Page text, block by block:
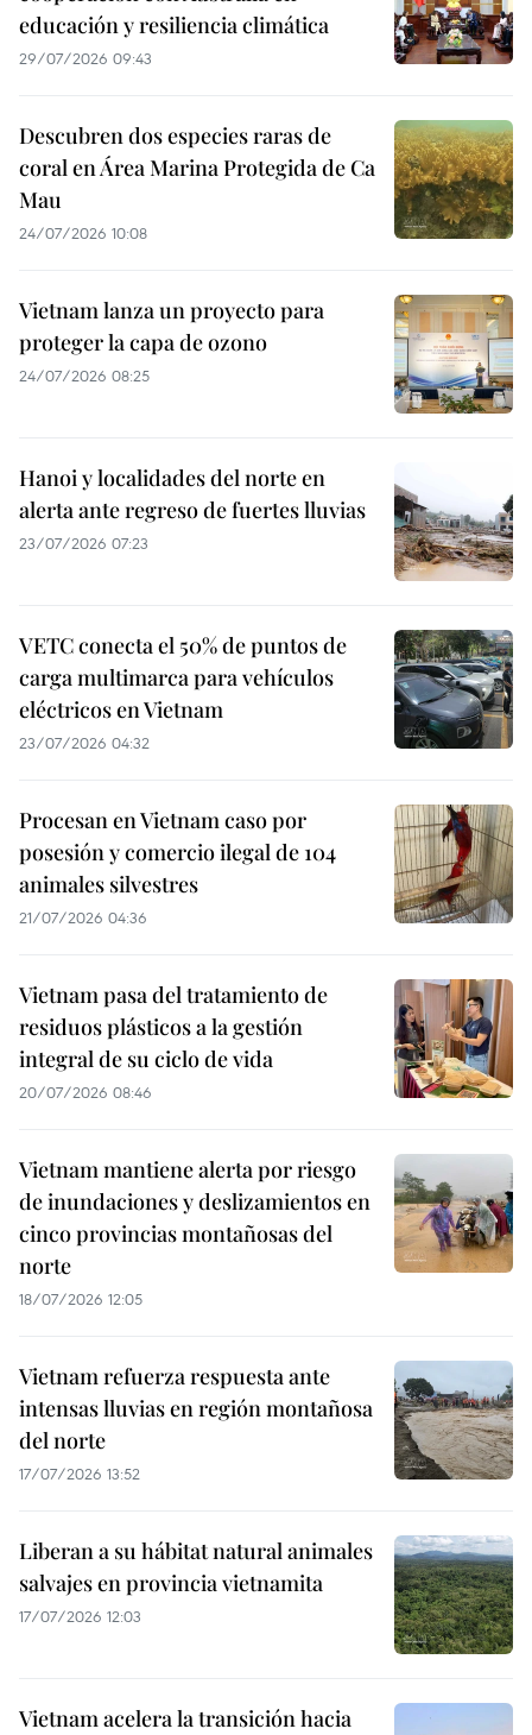
educación y resiliencia climática
29/07/2026 09:43
Descubren dos especies raras de
coral en Área Marina Protegida de Ca
Mau
24/07/2026 10:08
Vietnam lanza un proyecto para
proteger la capa de ozono
24/07/2026 08:25
Hanoi y localidades del norte en
alerta ante regreso de fuertes lluvias
23/07/2026 07:23
VETC conecta el 50% de puntos de
carga multimarca para vehículos
eléctricos en Vietnam
23/07/2026 04:32
Procesan en Vietnam caso por
posesión y comercio ilegal de 104
animales silvestres
21/07/2026 04:36
Vietnam pasa del tratamiento de
residuos plásticos a la gestión
integral de su ciclo de vida
20/07/2026 08:46
Vietnam mantiene alerta por riesgo
de inundaciones y deslizamientos en
cinco provincias montañosas del
norte
18/07/2026 12:05
Vietnam refuerza respuesta ante
intensas lluvias en región montañosa
del norte
17/07/2026 13:52
Liberan a su hábitat natural animales
salvajes en provincia vietnamita
17/07/2026 12:03
Vietnam acelera la transición hacia